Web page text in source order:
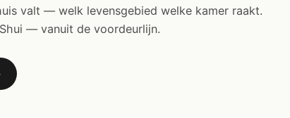
valt — welk levensgebied welke kamer raakt.
— vanuit de voordeurlijn.